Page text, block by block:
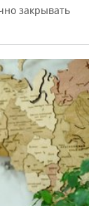
закрывать